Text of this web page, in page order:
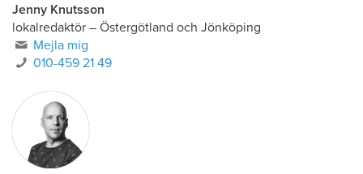
Jenny Knutsson
lokalredaktör – Östergötland och Jönköping
Mejla mig
010-459 21 49